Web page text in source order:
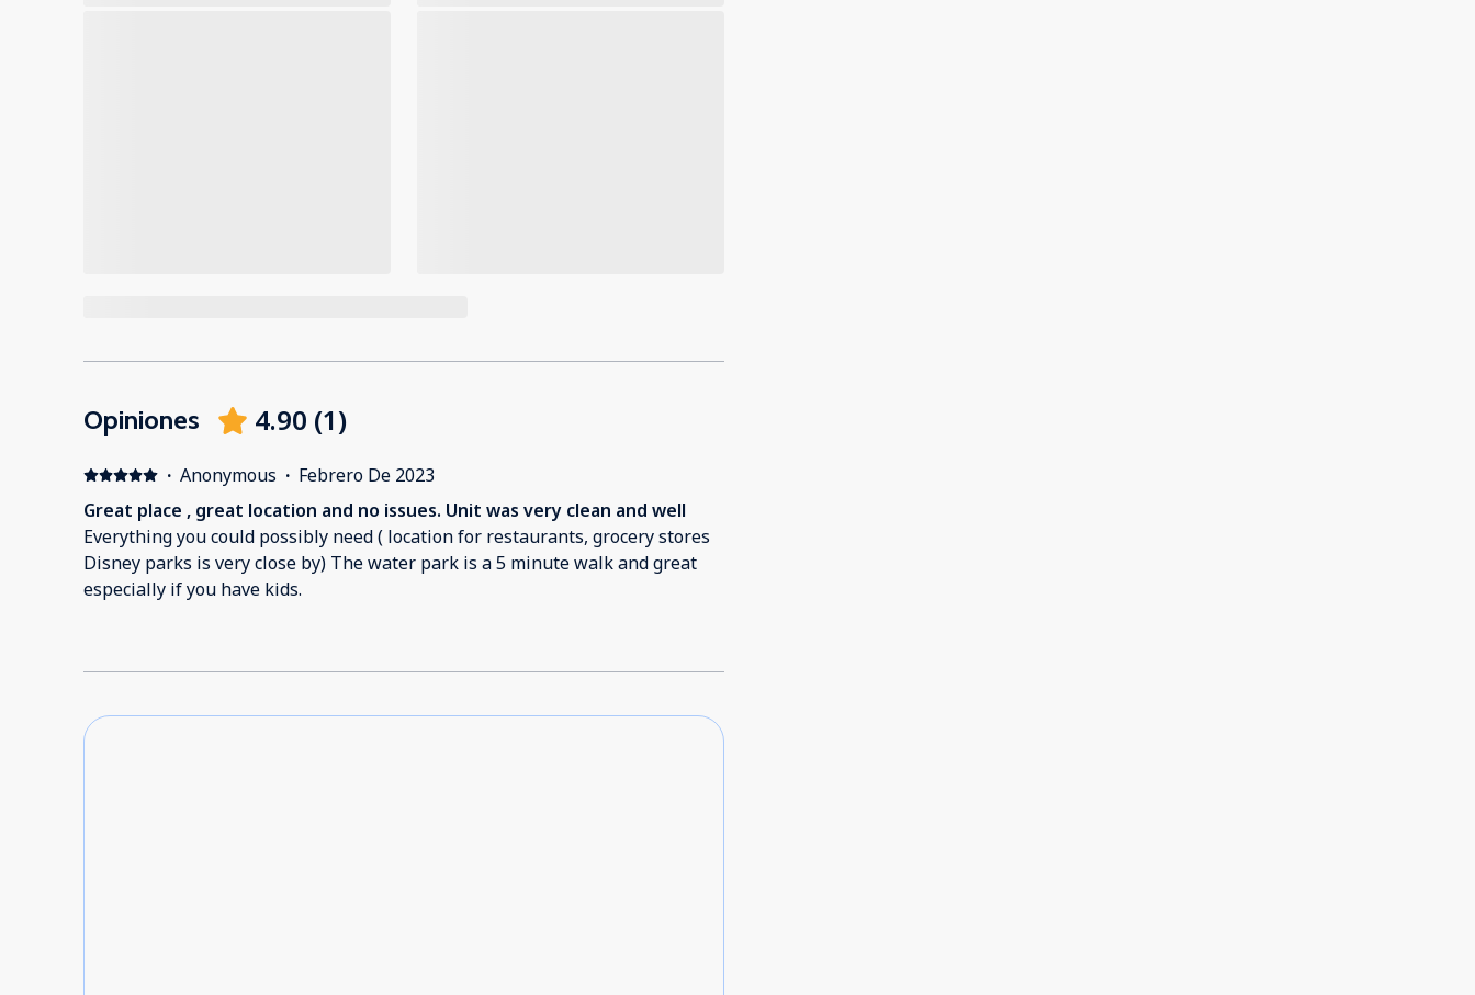
Opiniones 4.90 (1)
· Anonymous · Febrero De 2023
Great place , great location and no issues. Unit was very clean and well
Everything you could possibly need ( location for restaurants, grocery stores
Disney parks is very close by) The water park is a 5 minute walk and great
especially if you have kids.